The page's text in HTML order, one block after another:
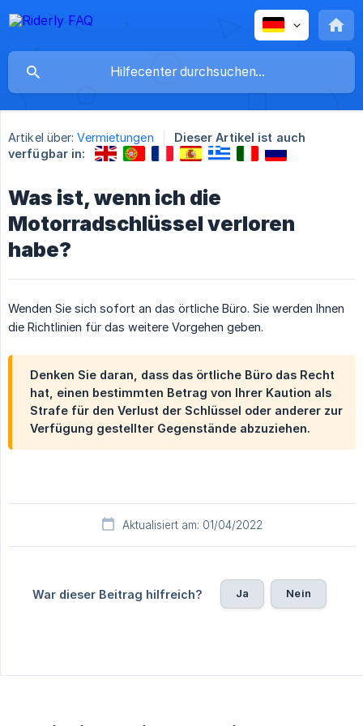
Artikel über: Vermietungen
Dieser Artikel ist auch
verfügbar in:
Was ist, wenn ich die
Motorradschlüssel verloren
habe?
Wenden Sie sich sofort an das örtliche Büro. Sie werden Ihnen
die Richtlinien für das weitere Vorgehen geben.
Denken Sie daran, dass das örtliche Büro das Recht
hat, einen bestimmten Betrag von Ihrer Kaution als
Strafe für den Verlust der Schlüssel oder anderer zur
Verfügung gestellter Gegenstände abzuziehen.
Aktualisiert am: 01/04/2022
War dieser Beitrag hilfreich? Ja Nein